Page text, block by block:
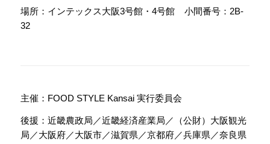
場所：インテックス大阪3号館・4号館 小間番号：2B-
32
主催： FOOD STYLE Kansai 実行委員会
後援：近畿農政局／近畿経済産業局／（公財）大阪観光
局／大阪府／大阪市／滋賀県／京都府／兵庫県／奈良県